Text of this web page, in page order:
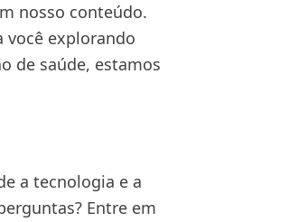
nosso conteúdo.
você explorando
de saúde, estamos
a tecnologia e a
Entre em